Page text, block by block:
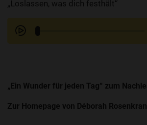
„Loslassen, was dich festhält“
„Ein Wunder für jeden Tag“ zum
Zur Homepage von Déborah